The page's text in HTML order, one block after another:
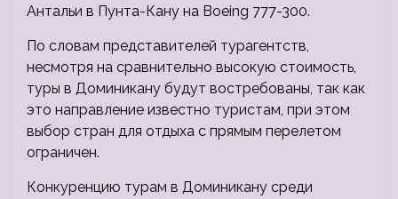
Антальи в Пунта-Кану на Boeing 777-300.
По словам представителей турагентств,
несмотря на сравнительно высокую стоимость,
туры в Доминикану будут востребованы, так как
это направление известно туристам, при этом
выбор стран для отдыха с прямым перелетом
ограничен.
Конкуренцию турам в Доминикану среди